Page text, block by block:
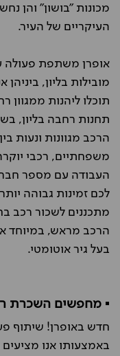
מכונות "בושון" והן
העיקריים של העיר.
אופרן משתפת פעולה
מובילות בליון,
תוכלו ליהנות
תחנות רחבה בליון,
הרכב מגוונות ונעות
משפחתיים, רכבי
העבודה עם מספר
לכם זמינות גבוהה
מתכננים לשכור רכב
הרכב מראש, במיוחד
בעל גיר אוטומטי.
▪️ מחפשים השכרת